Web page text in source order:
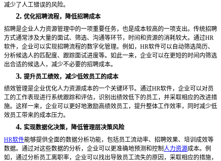
减少了人工错误的风险。
2. 优化招聘流程，降低招聘成本
招聘是企业人力资源管理中的一项重要任务，也是成本较高的一项支出。传统招聘
方式通常涉及大量的面试、筛选、沟通等环节，时间和资源的消耗较大。通过HR
软件，企业可以实现招聘流程的数字化管理。例如，HR软件可以自动筛选简历、
分析候选人的匹配度、跟踪面试进度等。如此一来，企业可以在更短的时间内筛选
出合适的候选人，减少不必要的招聘成本。
3. 提升员工绩效，减少低效员工的成本
绩效管理是企业优化人力资源成本的一个关键环节。通过HR软件，企业可以对员
工的工作表现进行系统跟踪和评估，识别出绩效低下的员工，并采取相应的改进措
施。这样一来，企业可以更好地激励高绩效员工，提升整体工作效率，同时减少低
效员工带来的成本压力。
4. 实现数据化决策，降低管理层决策风险
HR软件能够提供全面的数据分析功能，包括员工流动率、招聘效果、培训成效等
数据。通过对这些数据的分析，企业可以更准确地预测和控制 人力资源成本。例
如，通过分析员工离职率，企业可以找出导致员工流失的原因，采取相应的措施，